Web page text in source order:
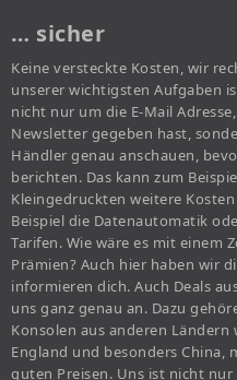
… sicher
Keine versteckte Kosten, wir
unserer wichtigsten Aufgaben
nicht nur um die E-Mail
Newsletter gegeben hast,
Händler genau anschauen,
berichten. Das kann zum
Kleingedruckten weitere
Beispiel die Datenautomatik
Tarifen. Wie wäre es mit einem
Prämien? Auch hier haben wir
informieren dich. Auch Deals
uns ganz genau an. Dazu
Konsolen aus anderen
England und besonders China,
guten Preisen. Uns ist nicht